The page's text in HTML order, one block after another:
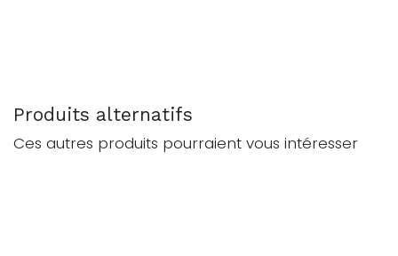
Produits alternatifs
Ces autres produits pourraient vous intéresser